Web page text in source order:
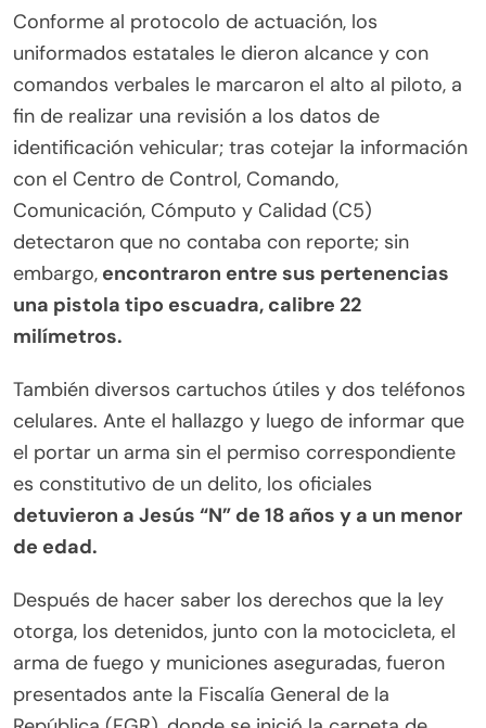
Conforme al protocolo de actuación, los
uniformados estatales le dieron alcance y con
comandos verbales le marcaron el alto al piloto, a
fin de realizar una revisión a los datos de
identificación vehicular; tras cotejar la información
con el Centro de Control, Comando,
Comunicación, Cómputo y Calidad (C5)
detectaron que no contaba con reporte; sin
embargo, encontraron entre sus pertenencias
una pistola tipo escuadra, calibre 22
milímetros.
También diversos cartuchos útiles y dos teléfonos
celulares. Ante el hallazgo y luego de informar que
el portar un arma sin el permiso correspondiente
es constitutivo de un delito, los oficiales
detuvieron a Jesús “N” de 18 años y a un menor
de edad.
Después de hacer saber los derechos que la ley
otorga, los detenidos, junto con la motocicleta, el
arma de fuego y municiones aseguradas, fueron
presentados ante la Fiscalía General de la